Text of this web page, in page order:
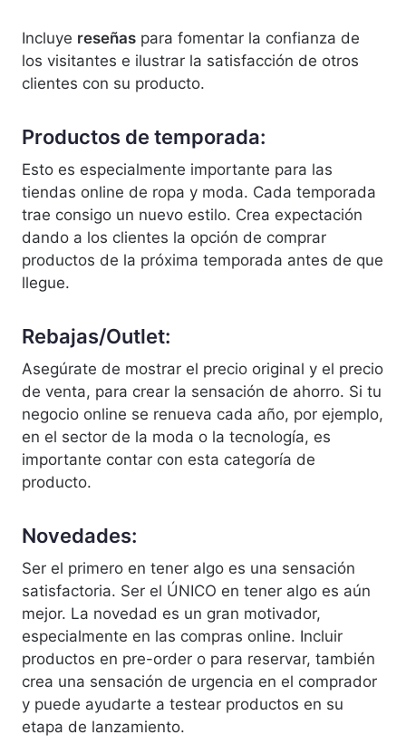
Incluye reseñas para fomentar la confianza de
los visitantes e ilustrar la satisfacción de otros
clientes con su producto.
Productos de temporada:
Esto es especialmente importante para las
tiendas online de ropa y moda. Cada temporada
trae consigo un nuevo estilo. Crea expectación
dando a los clientes la opción de comprar
productos de la próxima temporada antes de que
llegue.
Rebajas/Outlet:
Asegúrate de mostrar el precio original y el precio
de venta, para crear la sensación de ahorro. Si tu
negocio online se renueva cada año, por ejemplo,
en el sector de la moda o la tecnología, es
importante contar con esta categoría de
producto.
Novedades:
Ser el primero en tener algo es una sensación
satisfactoria. Ser el ÚNICO en tener algo es aún
mejor. La novedad es un gran motivador,
especialmente en las compras online. Incluir
productos en pre-order o para reservar, también
crea una sensación de urgencia en el comprador
y puede ayudarte a testear productos en su
etapa de lanzamiento.